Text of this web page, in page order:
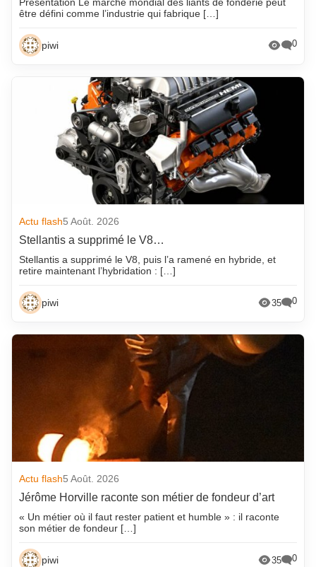
être défini comme l’industrie qui fabrique […]
piwi 0
Actu flash5 Août. 2026
Stellantis a supprimé le V8…
Stellantis a supprimé le V8, puis l’a ramené en hybride, et
retire maintenant l’hybridation : […]
piwi 35 0
Actu flash5 Août. 2026
Jérôme Horville raconte son métier de fondeur d’art
« Un métier où il faut rester patient et humble » : il raconte
son métier de fondeur […]
piwi 35 0